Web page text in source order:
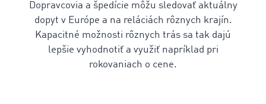
Dopravcovia a špedície môžu sledovať aktuálny
dopyt v Európe a na reláciách rôznych krajín.
Kapacitné možnosti rôznych trás sa tak dajú
lepšie vyhodnotiť a využiť napríklad pri
rokovaniach o cene.